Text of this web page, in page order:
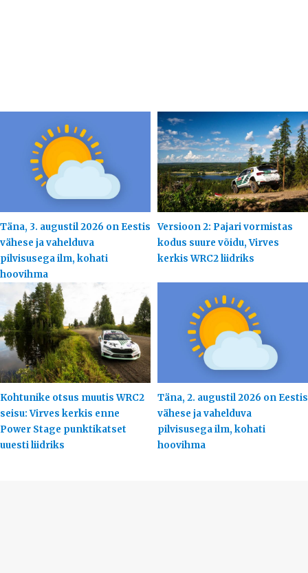
Täna, 3. augustil 2026 on Eestis
vähese ja vahelduva
pilvisusega ilm, kohati
hoovihma
Versioon 2: Pajari vormistas
kodus suure võidu, Virves
kerkis WRC2 liidriks
Kohtunike otsus muutis WRC2
seisu: Virves kerkis enne
Power Stage punktikatset
uuesti liidriks
Täna, 2. augustil 2026 on Eestis
vähese ja vahelduva
pilvisusega ilm, kohati
hoovihma